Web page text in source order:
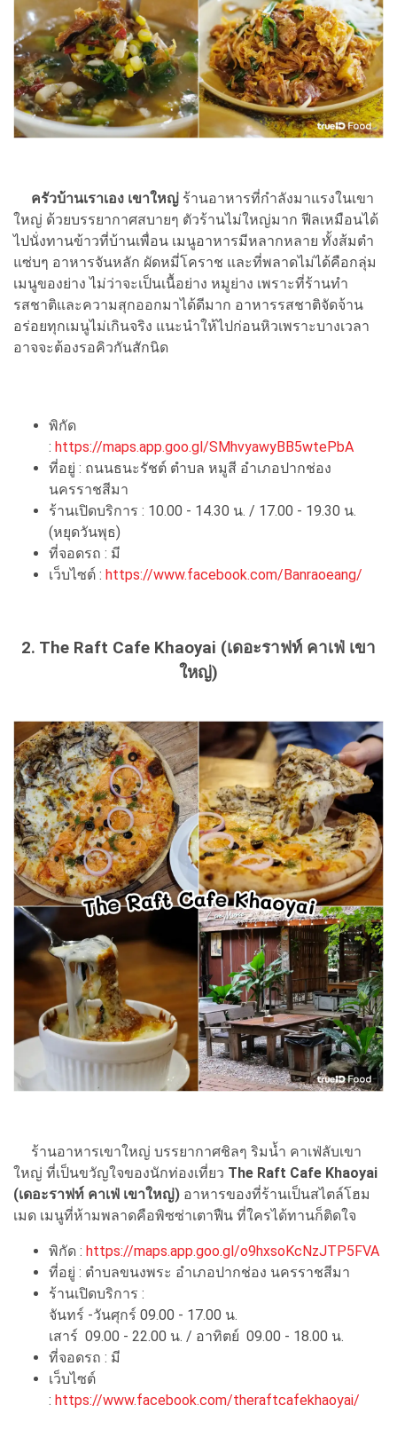
ครัวบ้านเราเอง เขาใหญ่ ร้านอาหารที่กำลังมาแรงในเขา
ใหญ่ ด้วยบรรยากาศสบายๆ ตัวร้านไม่ใหญ่มาก ฟีลเหมือนได้
ไปนั่งทานข้าวที่บ้านเพื่อน เมนูอาหารมีหลากหลาย ทั้งส้มตำ
แซ่บๆ อาหารจันหลัก ผัดหมี่โคราช และที่พลาดไม่ได้คือกลุ่ม
เมนูของย่าง ไม่ว่าจะเป็นเนื้อย่าง หมูย่าง เพราะที่ร้านทำ
รสชาติและความสุกออกมาได้ดีมาก อาหารรสชาติจัดจ้าน
อร่อยทุกเมนูไม่เกินจริง แนะนำให้ไปก่อนหิวเพราะบางเวลา
อาจจะต้องรอคิวกันสักนิด
พิกัด
: https://maps.app.goo.gl/SMhvyawyBB5wtePbA
ที่อยู่ : ถนนธนะรัชต์ ตำบล หมูสี อำเภอปากช่อง
นครราชสีมา
ร้านเปิดบริการ : 10.00 - 14.30 น. / 17.00 - 19.30 น.
(หยุดวันพุธ)
ที่จอดรถ : มี
เว็บไซต์ : https://www.facebook.com/Banraoeang/
2. The Raft Cafe Khaoyai (เดอะราฟท์ คาเฟ่ เขา
ใหญ่)
ร้านอาหารเขาใหญ่ บรรยากาศชิลๆ ริมน้ำ คาเฟ่ลับเขา
ใหญ่ ที่เป็นขวัญใจของนักท่องเที่ยว The Raft Cafe Khaoyai
(เดอะราฟท์ คาเฟ่ เขาใหญ่) อาหารของที่ร้านเป็นสไตล์โฮม
เมด เมนูที่ห้ามพลาดคือพิซซ่าเตาฟืน ที่ใครได้ทานก็ติดใจ
พิกัด : https://maps.app.goo.gl/o9hxsoKcNzJTP5FVA
ที่อยู่ : ตำบลขนงพระ อำเภอปากช่อง นครราชสีมา
ร้านเปิดบริการ :
จันทร์ -วันศุกร์ 09.00 - 17.00 น.
เสาร์ 09.00 - 22.00 น. / อาทิตย์ 09.00 - 18.00 น.
ที่จอดรถ : มี
เว็บไซต์
: https://www.facebook.com/theraftcafekhaoyai/